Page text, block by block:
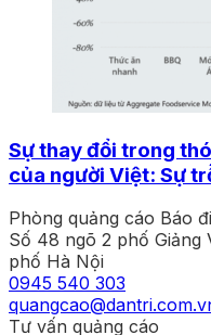
Sự thay đổi trong
của người Việt: Sự
Phòng quảng cáo Báo
Số 48 ngõ 2 phố Giảng
phố Hà Nội
0945 540 303
Tư vấn quảng cáo